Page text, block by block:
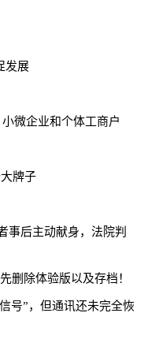
发展
微企业和个体工商户
牌子
事后主动献身，法院判
删除体验版以及存档！
号”，但通讯还未完全恢